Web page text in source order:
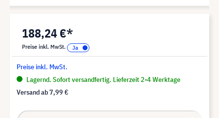
188,24 €*
Preise inkl. MwSt.
Preise inkl. MwSt.
Lagernd. Sofort versandfertig. Lieferzeit 2-4 Werktage
Versand ab7,99 €